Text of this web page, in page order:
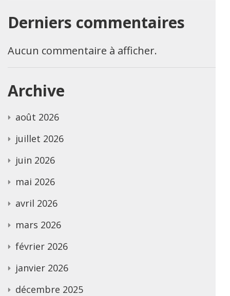
Derniers commentaires
Aucun commentaire à afficher.
Archive
août 2026
juillet 2026
juin 2026
mai 2026
avril 2026
mars 2026
février 2026
janvier 2026
décembre 2025